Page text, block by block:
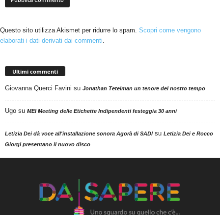
Questo sito utilizza Akismet per ridurre lo spam. Scopri come vengono
elaborati i dati derivati dai commenti.
Ultimi commenti
Giovanna Querci Favini su Jonathan Tetelman un tenore del nostro tempo
Ugo su MEI Meeting delle Etichette Indipendenti festeggia 30 anni
Letizia Dei dà voce all'installazione sonora Agorà di SADIsu Letizia Dei e Rocco
Giorgi presentano il nuovo disco